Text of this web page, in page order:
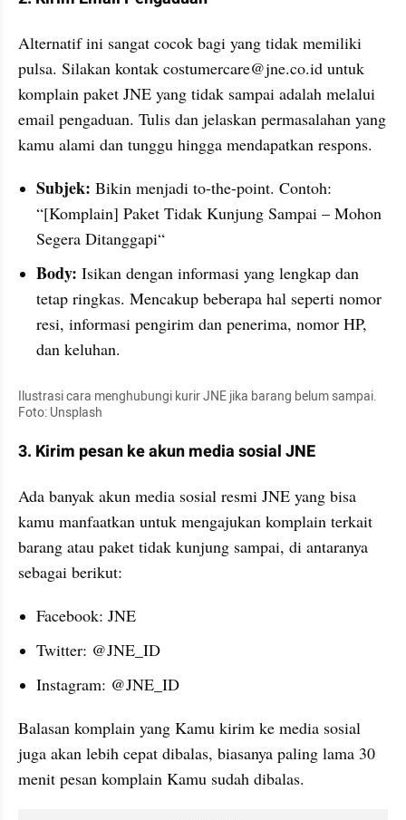
Alternatif ini sangat cocok bagi yang tidak memiliki
pulsa. Silakan kontak costumercare@jne.co.id untuk
komplain paket JNE yang tidak sampai adalah melalui
email pengaduan. Tulis dan jelaskan permasalahan yang
kamu alami dan tunggu hingga mendapatkan respons.
Subjek: Bikin menjadi to-the-point. Contoh:
“[Komplain] Paket Tidak Kunjung Sampai – Mohon
Segera Ditanggapi“
Body: Isikan dengan informasi yang lengkap dan
tetap ringkas. Mencakup beberapa hal seperti nomor
resi, informasi pengirim dan penerima, nomor HP,
dan keluhan.
Ilustrasi cara menghubungi kurir JNE jika barang belum sampai.
Foto: Unsplash
3. Kirim pesan ke akun media sosial JNE
Ada banyak akun media sosial resmi JNE yang bisa
kamu manfaatkan untuk mengajukan komplain terkait
barang atau paket tidak kunjung sampai, di antaranya
sebagai berikut:
Facebook: JNE
Twitter: @JNE_ID
Instagram: @JNE_ID
Balasan komplain yang Kamu kirim ke media sosial
juga akan lebih cepat dibalas, biasanya paling lama 30
menit pesan komplain Kamu sudah dibalas.